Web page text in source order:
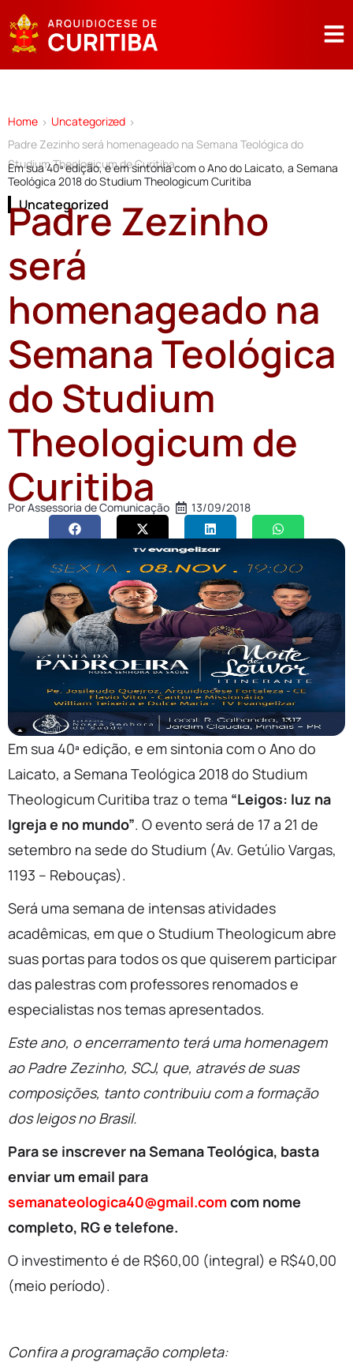
Home > Uncategorized >
Padre Zezinho será homenageado na Semana Teológica do
Studium Theologicum de Curitiba
Em sua 40ª edição, e em sintonia com o Ano do Laicato, a Semana
Teológica 2018 do Studium Theologicum Curitiba
Uncategorized
Padre Zezinho
será
homenageado na
Semana Teológica
do Studium
Theologicum de
Curitiba
PorAssessoria de Comunicação 13/09/2018
Em sua 40ª edição, e em sintonia com o Ano do
Laicato, a Semana Teológica 2018 do Studium
Theologicum Curitiba traz o tema “Leigos: luz na
Igreja e no mundo”. O evento será de 17 a 21 de
setembro na sede do Studium (Av. Getúlio Vargas,
1193 – Rebouças).
Será uma semana de intensas atividades
acadêmicas, em que o Studium Theologicum abre
suas portas para todos os que quiserem participar
das palestras com professores renomados e
especialistas nos temas apresentados.
Este ano, o encerramento terá uma homenagem
ao Padre Zezinho, SCJ, que, através de suas
composições, tanto contribuiu com a formação
dos leigos no Brasil.
Para se inscrever na Semana Teológica, basta
enviar um email para
semanateologica40@gmail.comcom nome
completo, RG e telefone.
O investimento é de R$60,00 (integral) e R$40,00
(meio período).
Confira a programação completa: